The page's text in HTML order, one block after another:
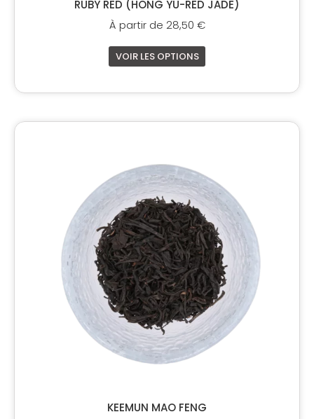
RUBY RED (HONG YU-RED JADE)
À partir de 28,50 €
VOIR LES OPTIONS
KEEMUN MAO FENG
plusieurs
variations.
Les
options
peuvent
être
choisies
sur
la
page
du
produit